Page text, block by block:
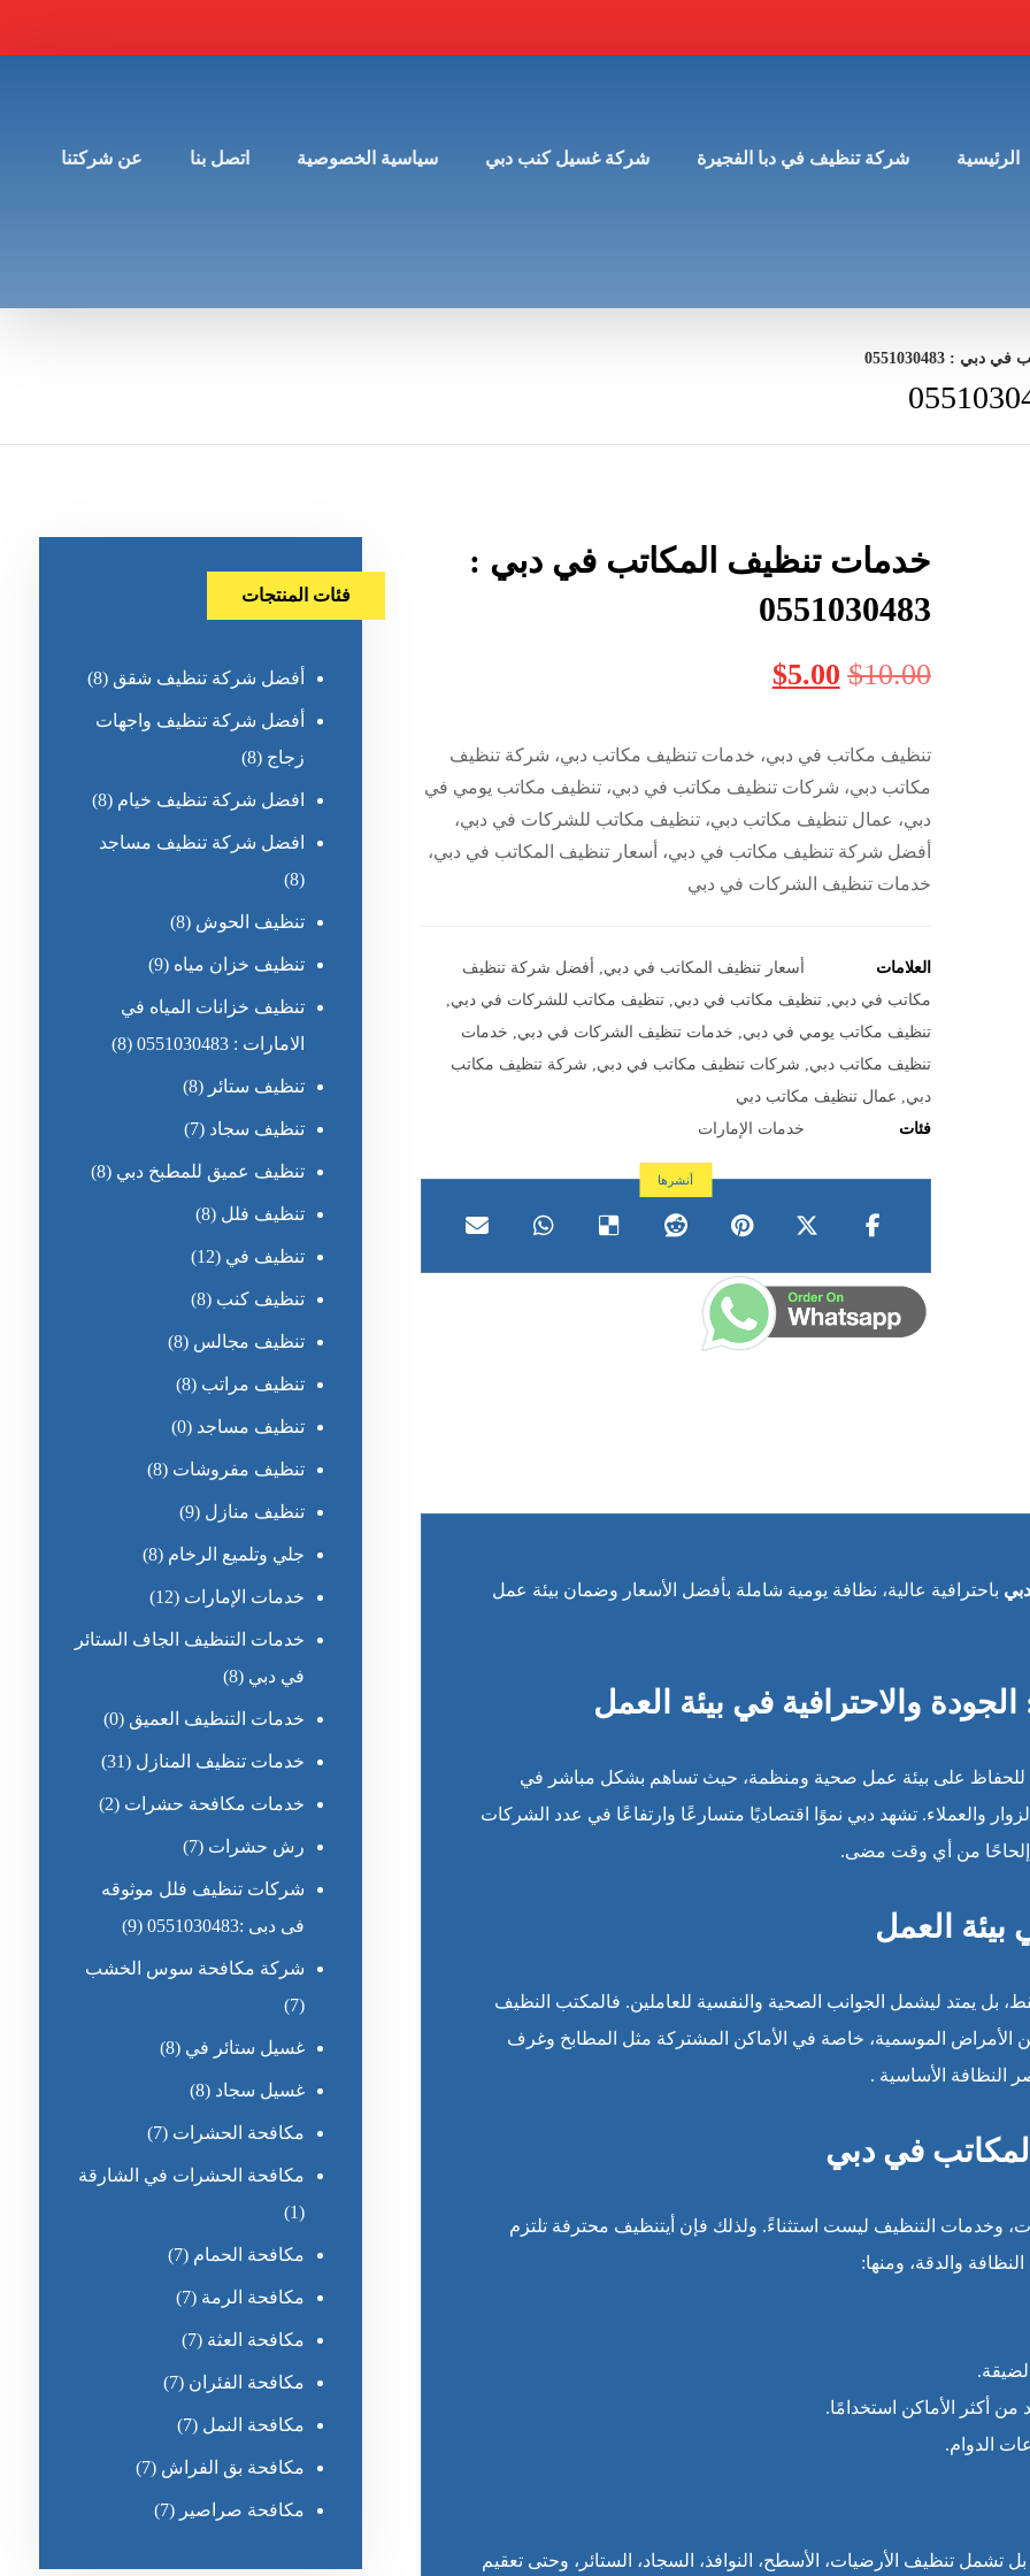
الرئيسية شركة تنظيف في دبا الفجيرة شركة غسيل كنب دبي سياسية الخصوصية اتصل بنا عن شركتنا
: 0551030483
خدمات تنظيف المكاتب في دبي :
0551030483
$10.00
$5.00
تنظيف مكاتب في دبي، خدمات تنظيف مكاتب دبي، شركة تنظيف
مكاتب دبي، شركات تنظيف مكاتب في دبي، تنظيف مكاتب يومي في
دبي، عمال تنظيف مكاتب دبي، تنظيف مكاتب للشركات في دبي،
أفضل شركة تنظيف مكاتب في دبي، أسعار تنظيف المكاتب في دبي،
خدمات تنظيف الشركات في دبي
العلامات أسعار تنظيف المكاتب في دبي
أفضل شركة تنظيف
مكاتب في دبي ,تنظيف مكاتب في دبي ,تنظيف مكاتب للشركات في دبي
تنظيف مكاتب يومي في دبي
خدمات تنظيف الشركات في دبي
خدمات
تنظيف مكاتب دبي
شركات تنظيف مكاتب في دبي
شركة تنظيف مكاتب
دبي
عمال تنظيف مكاتب دبي
فئات
خدمات الإمارات
باحترافية عالية، نظافة يومية شاملة بأفضل الأسعار وضمان بيئة عمل
والاحترافية في بيئة العمل
للحفاظ على بيئة عمل صحية ومنظمة، حيث تساهم بشكل مباشر في
والعملاء. تشهد دبي نموًا اقتصاديًا متسارعًا وارتفاعًا في عدد الشركات
إلحاحًا من أي وقت مضى.
العمل
بل يمتد ليشمل الجوانب الصحية والنفسية للعاملين. فالمكتب النظيف
الأمراض الموسمية، خاصة في الأماكن المشتركة مثل المطابخ وغرف
النظافة الأساسية .
في دبي
وخدمات التنظيف ليست استثناءً. ولذلك فإن أيتنظيف محترفة تلتزم
والدقة، ومنها:
أكثر الأماكن استخدامًا.
الدوام.
تنظيف الأرضيات، الأسطح، النوافذ، السجاد، الستائر، وحتى تعقيم
فئات المنتجات
أفضل شركة تنظيف شقق (8)
أفضل شركة تنظيف واجهات
زجاج (8)
افضل شركة تنظيف خيام (8)
افضل شركة تنظيف مساجد
(8)
تنظيف الحوش (8)
تنظيف خزان مياه (9)
تنظيف خزانات المياه في
الامارات : 0551030483
(8)
تنظيف ستائر (8)
تنظيف سجاد (7)
تنظيف عميق للمطبخ دبي (8)
تنظيف فلل (8)
تنظيف في (12)
تنظيف كنب (8)
تنظيف مجالس (8)
تنظيف مراتب (8)
تنظيف مساجد (0)
تنظيف مفروشات (8)
تنظيف منازل (9)
جلي وتلميع الرخام (8)
خدمات الإمارات (12)
خدمات التنظيف الجاف الستائر
في دبي (8)
خدمات التنظيف العميق (0)
خدمات تنظيف المنازل (31)
خدمات مكافحة حشرات (2)
رش حشرات (7)
شركات تنظيف فلل موثوقه
فى دبى :0551030483
(9)
شركة مكافحة سوس الخشب
(7)
غسيل ستائر في (8)
غسيل سجاد (8)
مكافحة الحشرات (7)
مكافحة الحشرات في الشارقة
(1)
مكافحة الحمام (7)
مكافحة الرمة (7)
مكافحة العثة (7)
مكافحة الفئران (7)
مكافحة النمل (7)
مكافحة بق الفراش (7)
مكافحة صراصير (7)